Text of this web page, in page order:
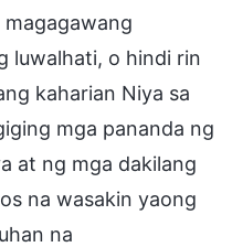
magagawang
luwalhati, o hindi rin
kaharian Niya sa
mga pananda ng
at ng mga dakilang
na wasakin yaong
na